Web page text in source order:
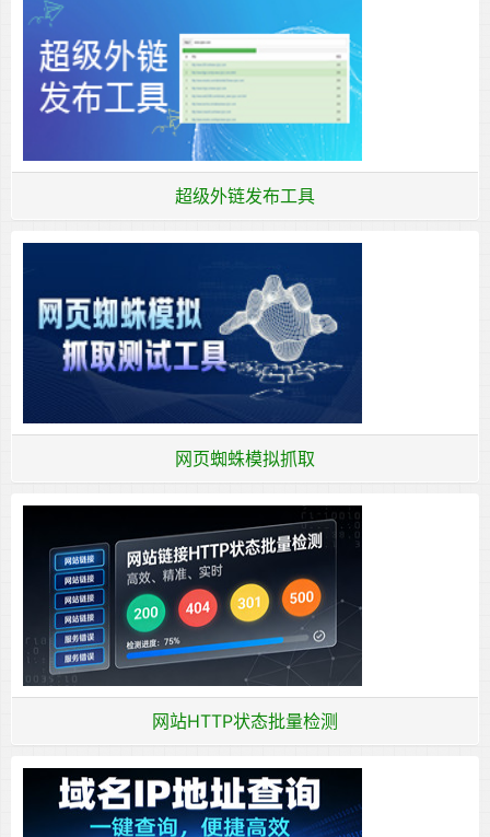
超级外链发布工具
网页蜘蛛模拟抓取
网站HTTP状态批量检测